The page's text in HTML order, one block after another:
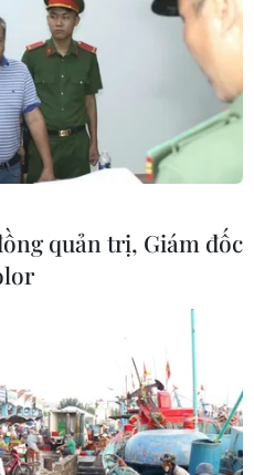
thịnh vượng của đất
dân.
quản trị, Giám đốc